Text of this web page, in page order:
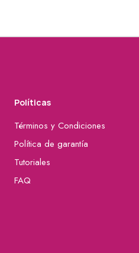
Políticas
Términos y Condiciones
Política de garantía
Tutoriales
FAQ